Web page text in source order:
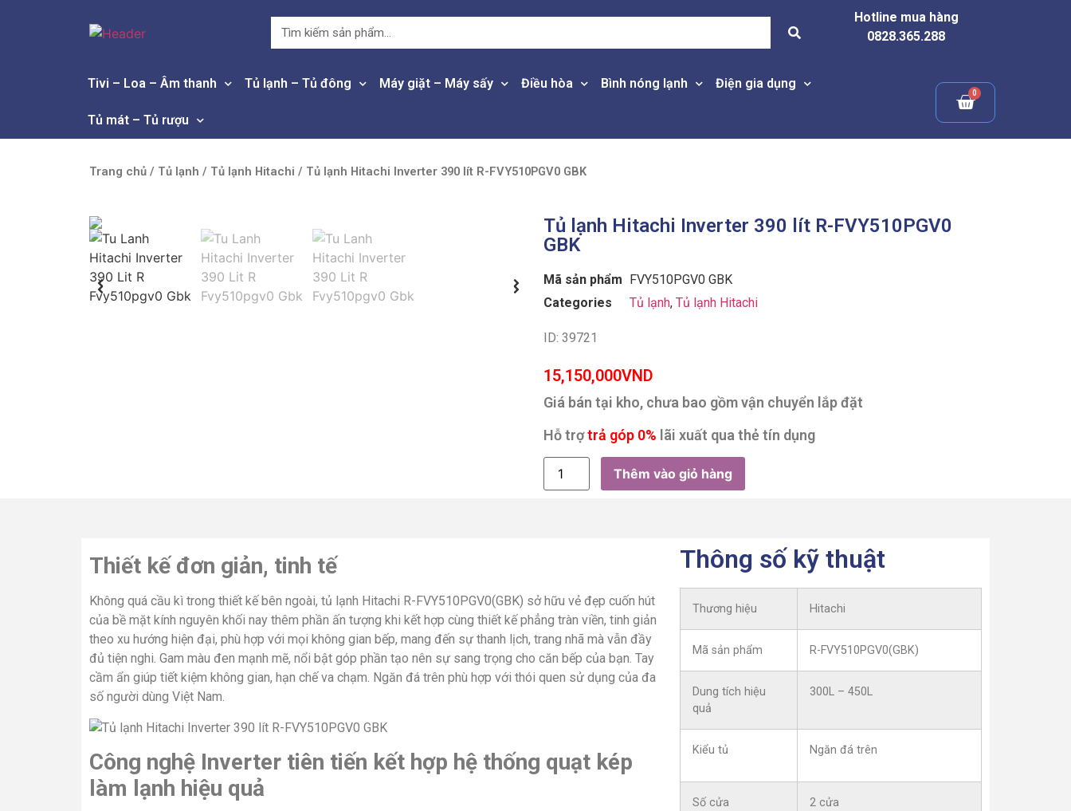
Hotline mua hàng
0828.365.288
Tivi – Loa – Âm thanh Tủ lạnh – Tủ đông Máy giặt – Máy sấy Điều hòa Bình nóng lạnh Điện gia dụng
Tủ mát – Tủ rượu
Trang chủ / Tủ lạnh / Tủ lạnh Hitachi / Tủ lạnh Hitachi Inverter 390 lít R-FVY510PGV0 GBK
Tủ lạnh Hitachi Inverter 390 lít R-FVY510PGV0
GBK
Mã sản phẩm FVY510PGV0 GBK
Categories
Tủ lạnh, Tủ lạnh Hitachi
ID: 39721
15,150,000VND
Giá bán tại kho, chưa bao gồm vận chuyển lắp đặt
Hỗ trợtrả góp 0% lãi xuất qua thẻ tín dụng
Thêm vào giỏ hàng
Thiết kế đơn giản, tinh tế
Không quá cầu kì trong thiết kế bên ngoài, tủ lạnh Hitachi R-FVY510PGV0(GBK) sở hữu vẻ đẹp cuốn hút
của bề mặt kính nguyên khối nay thêm phần ấn tượng khi kết hợp cùng thiết kế phẳng tràn viền, tinh giản
theo xu hướng hiện đại, phù hợp với mọi không gian bếp, mang đến sự thanh lịch, trang nhã mà vẫn đầy
đủ tiện nghi. Gam màu đen mạnh mẽ, nổi bật góp phần tạo nên sự sang trọng cho căn bếp của bạn. Tay
cầm ẩn giúp tiết kiệm không gian, hạn chế va chạm. Ngăn đá trên phù hợp với thói quen sử dụng của đa
số người dùng Việt Nam.
Công nghệ Inverter tiên tiến kết hợp hệ thống quạt kép
làm lạnh hiệu quả
Thông số kỹ thuật
Thương hiệu Hitachi
Mã sản phẩm R-FVY510PGV0(GBK)
Dung tích hiệu
quả
300L – 450L
Kiểu tủ Ngăn đá trên
Số cửa 2 cửa